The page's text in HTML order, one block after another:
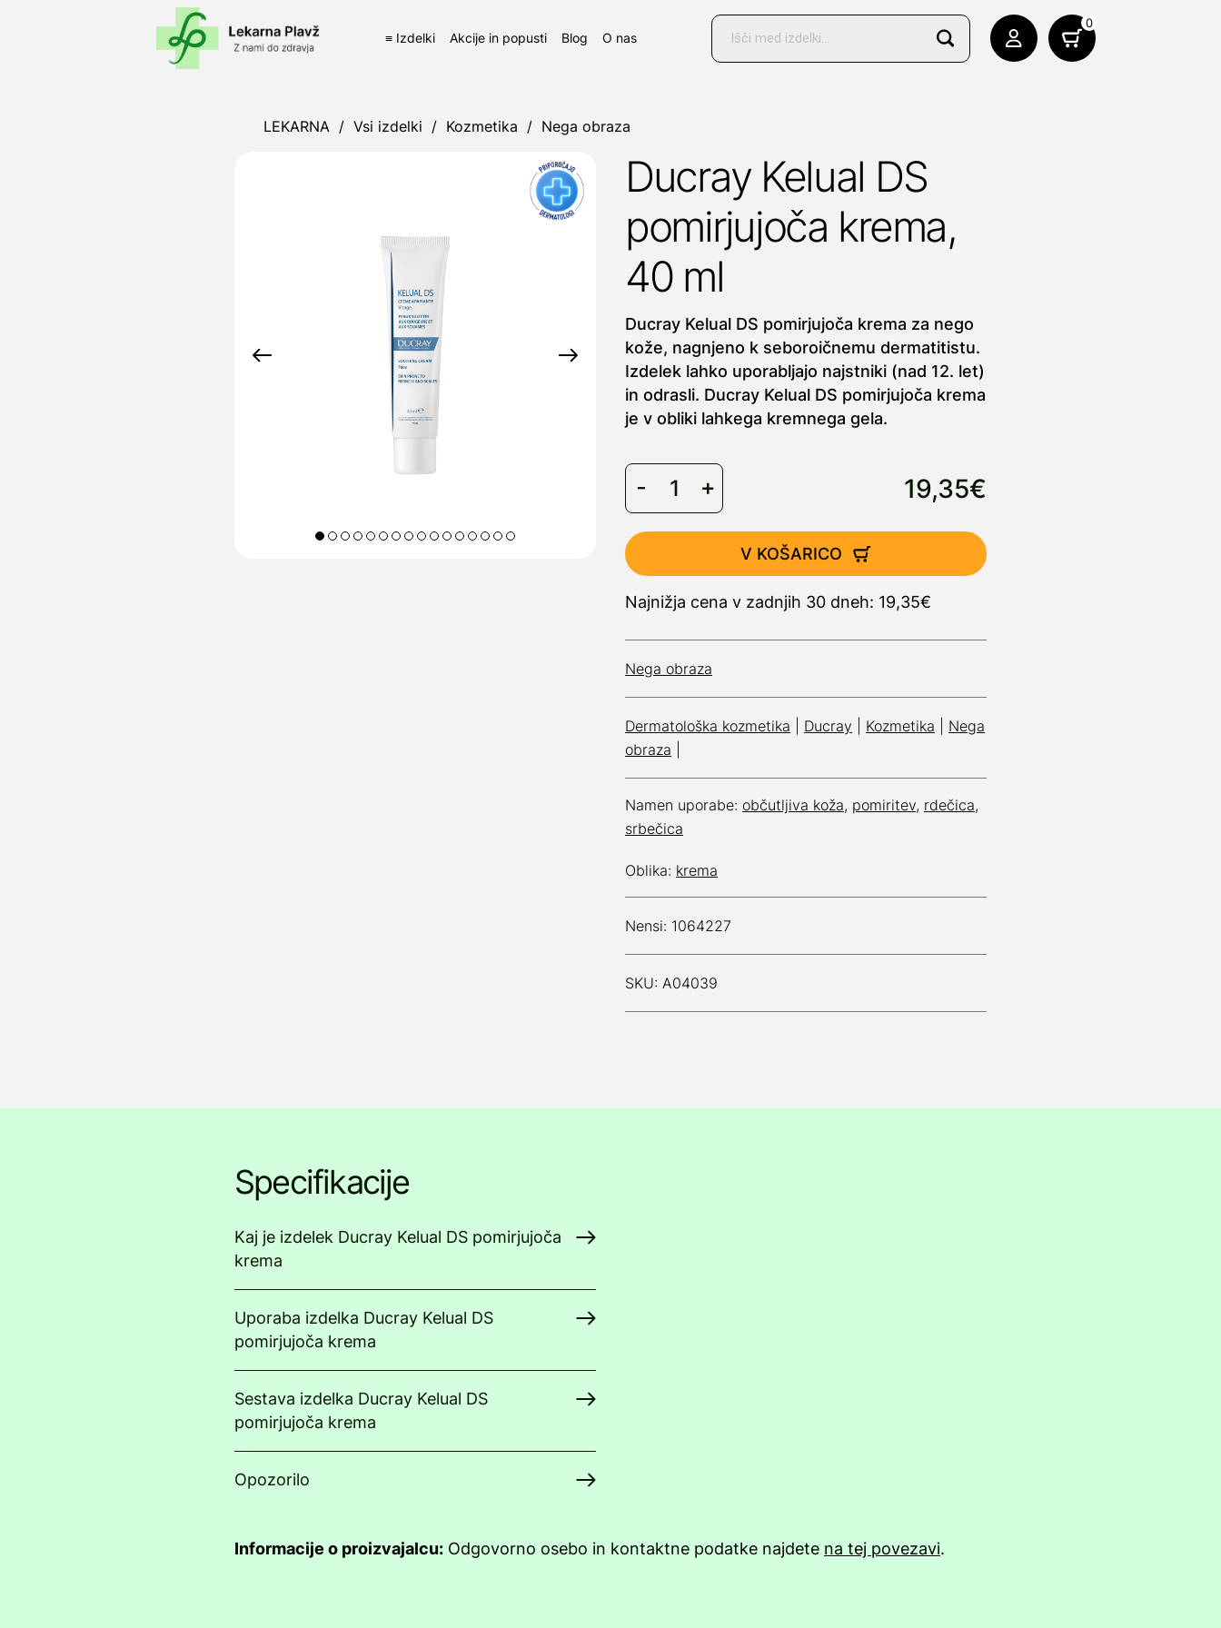
≡ Izdelki Akcije in popusti Blog O nas
Products
search
0
LEKARNA / Vsi izdelki / Kozmetika / Nega obraza
Ducray Kelual DS
pomirjujoča krema,
40 ml
Ducray Kelual DS pomirjujoča krema za nego
kože, nagnjeno k seboroičnemu dermatitistu.
Izdelek lahko uporabljajo najstniki (nad 12. let)
in odrasli. Ducray Kelual DS pomirjujoča krema
je v obliki lahkega kremnega gela.
19,35€
V KOŠARICO
Najnižja cena v zadnjih 30 dneh: 19,35€
Nega obraza
Dermatološka kozmetika Ducray Kozmetika
Nega
obraza
Namen uporabe: občutljiva koža, pomiritev, rdečica,
srbečica
Oblika: krema
Nensi: 1064227
SKU: A04039
Specifikacije
Kaj je izdelek Ducray Kelual DS pomirjujoča
krema
Uporaba izdelka Ducray Kelual DS
pomirjujoča krema
Sestava izdelka Ducray Kelual DS
pomirjujoča krema
Opozorilo
Informacije o proizvajalcu: Odgovorno osebo in kontaktne podatke najdete na tej povezavi.